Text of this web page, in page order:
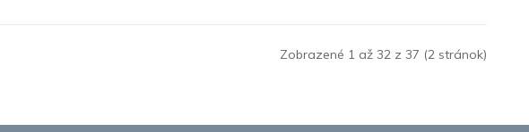
Zobrazené 1 až 32 z 37 (2 stránok)